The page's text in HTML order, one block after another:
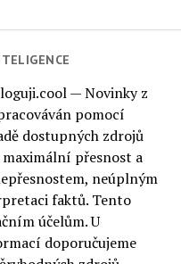
— Novinky z
pomocí
dostupných zdrojů
přesnost a
neúplným
faktů. Tento
účelům. U
doporučujeme